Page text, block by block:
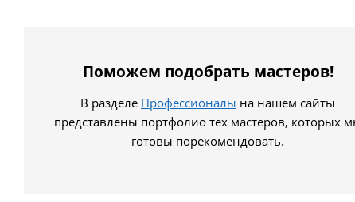
Поможем подобрать мастеров!
В разделе Профессионалы на нашем сайты
представлены портфолио тех мастеров, которых
готовы порекомендовать.